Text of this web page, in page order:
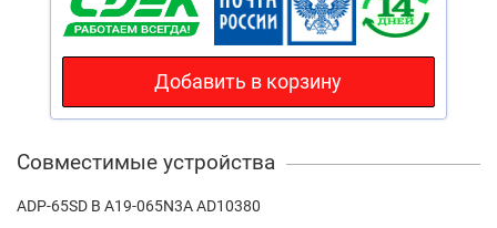
Добавить в корзину
Совместимые устройства
ADP-65SD B A19-065N3A AD10380